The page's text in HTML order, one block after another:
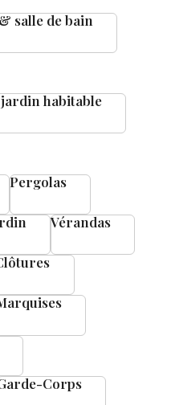
salle de bain
jardin habitable
Pergolas
Vérandas
Corps